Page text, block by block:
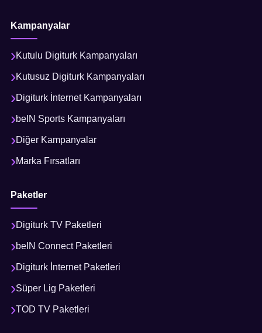
Kampanyalar
Kutulu Digiturk Kampanyaları
Kutusuz Digiturk Kampanyaları
Digiturk İnternet Kampanyaları
beIN Sports Kampanyaları
Diğer Kampanyalar
Marka Fırsatları
Paketler
Digiturk TV Paketleri
beIN Connect Paketleri
Digiturk İnternet Paketleri
Süper Lig Paketleri
TOD TV Paketleri